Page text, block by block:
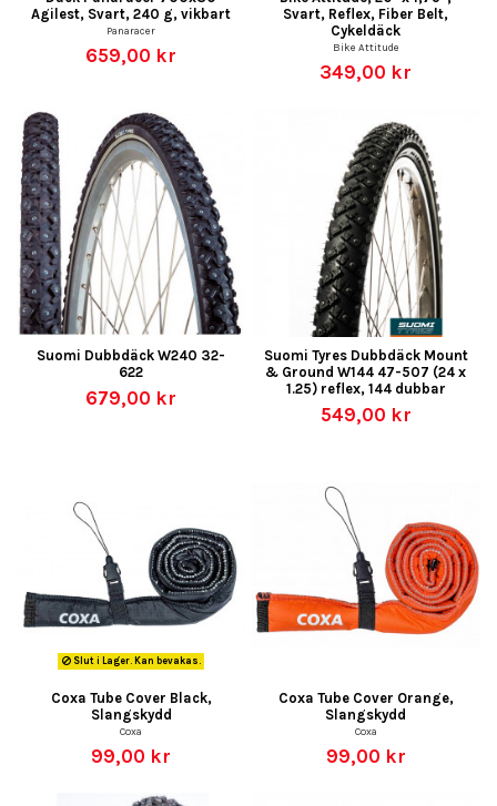
Agilest, Svart, 240 g, vikbart
Panaracer
659,00 kr
Svart, Reflex, Fiber Belt,
Cykeldäck
Bike Attitude
349,00 kr
Suomi Dubbdäck W240 32-
622
679,00 kr
Suomi Tyres Dubbdäck Mount
& Ground W144 47-507 (24 x
1.25) reflex, 144 dubbar
549,00 kr
Slut i Lager. Kan bevakas.
Coxa Tube Cover Black,
Slangskydd
Coxa
99,00 kr
Coxa Tube Cover Orange,
Slangskydd
Coxa
99,00 kr